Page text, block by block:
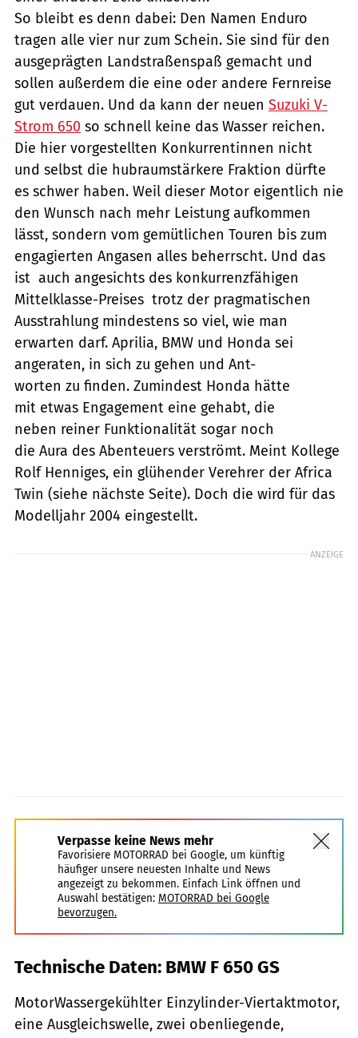
So bleibt es denn dabei: Den Namen Enduro
tragen alle vier nur zum Schein. Sie sind für den
ausgeprägten Landstraßenspaß gemacht und
sollen außerdem die eine oder andere Fernreise
gut verdauen. Und da kann der neuen Suzuki V-
Strom 650 so schnell keine das Wasser reichen.
Die hier vorgestellten Konkurrentinnen nicht 
und selbst die hubraumstärkere Fraktion dürfte
es schwer haben. Weil dieser Motor eigentlich nie
den Wunsch nach mehr Leistung aufkommen
lässt, sondern vom gemütlichen Touren bis zum
engagierten Angasen alles beherrscht. Und das
ist  auch angesichts des konkurrenzfähigen
Mittelklasse-Preises  trotz der pragmatischen
Ausstrahlung mindestens so viel, wie man
erwarten darf. Aprilia, BMW und Honda sei
angeraten, in sich zu gehen und Ant-
worten zu finden. Zumindest Honda hätte
mit etwas Engagement eine gehabt, die
neben reiner Funktionalität sogar noch
die Aura des Abenteuers verströmt. Meint Kollege
Rolf Henniges, ein glühender Verehrer der Africa
Twin (siehe nächste Seite). Doch die wird für das
Modelljahr 2004 eingestellt.
ANZEIGE
Verpasse keine News mehr
Favorisiere MOTORRAD bei Google, um künftig
häufiger unsere neuesten Inhalte und News
angezeigt zu bekommen. Einfach Link öffnen und
Auswahl bestätigen: MOTORRAD bei Google
bevorzugen.
Technische Daten: BMW F 650 GS
MotorWassergekühlter Einzylinder-Viertaktmotor,
eine Ausgleichswelle, zwei obenliegende,